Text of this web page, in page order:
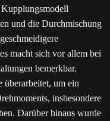
und die Durchmischung
macht sich vor allem bei
bemerkbar.
um ein
insbesondere
Darüber hinaus wurde